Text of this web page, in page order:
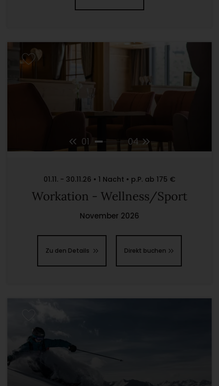
01 04
01.11. - 30.11.26 • 1 Nacht • p.P. ab 175 €
Workation - Wellness/Sport
November 2026
Zu den Details Direkt buchen